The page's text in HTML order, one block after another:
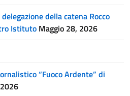
della catena Rocco
Istituto Maggio 28, 2026
“Fuoco Ardente” di